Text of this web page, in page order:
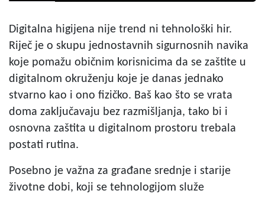
Digitalna higijena nije trend ni tehnološki hir.
Riječ je o skupu jednostavnih sigurnosnih navika
koje pomažu običnim korisnicima da se zaštite u
digitalnom okruženju koje je danas jednako
stvarno kao i ono fizičko. Baš kao što se vrata
doma zaključavaju bez razmišljanja, tako bi i
osnovna zaštita u digitalnom prostoru trebala
postati rutina.
Posebno je važna za građane srednje i starije
životne dobi, koji se tehnologijom služe